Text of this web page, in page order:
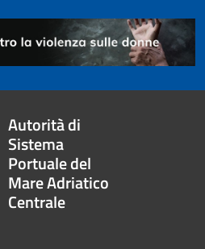
Autorità di
Sistema
Portuale del
Mare Adriatico
Centrale